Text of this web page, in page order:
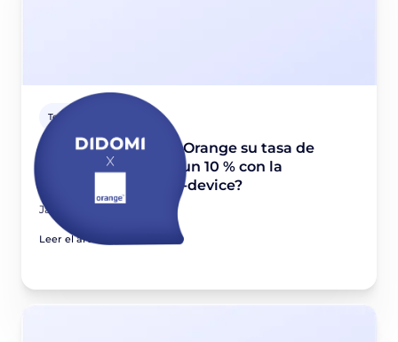
Testimonio cliente
¿Cómo incrementó Orange su tasa de
consentimiento en un 10 % con la
funcionalidad cross-device?
January 31, 2023
Leer el artículo